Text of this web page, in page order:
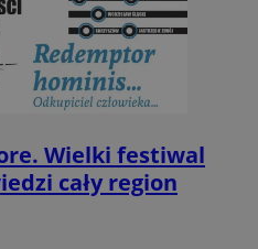
Wielki festiwal
cały region